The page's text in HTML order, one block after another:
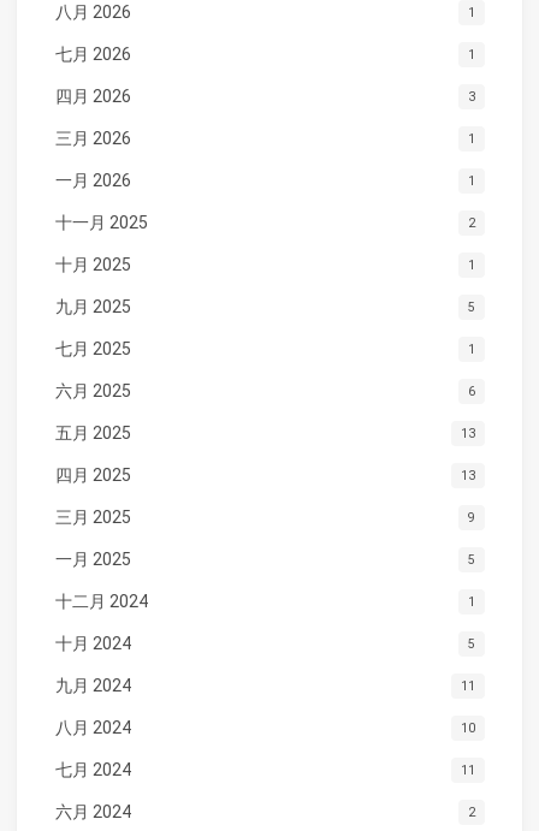
八月 2026 1
七月 2026 1
四月 2026 3
三月 2026 1
一月 2026 1
十一月 2025 2
十月 2025 1
九月 2025 5
七月 2025 1
六月 2025 6
五月 2025 13
四月 2025 13
三月 2025 9
一月 2025 5
十二月 2024 1
十月 2024 5
九月 2024 11
八月 2024 10
七月 2024 11
六月 2024 2